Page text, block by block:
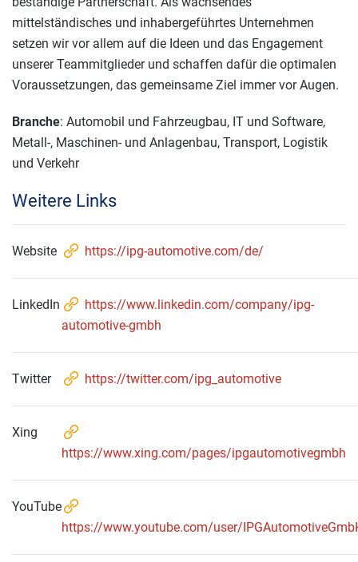
mittelständisches und inhabergeführtes Unternehmen
setzen wir vor allem auf die Ideen und das Engagement
unserer Teammitglieder und schaffen dafür die optimalen
Voraussetzungen, das gemeinsame Ziel immer vor Augen.
Branche: Automobil und Fahrzeugbau, IT und Software,
Metall-, Maschinen- und Anlagenbau, Transport, Logistik
und Verkehr
Weitere Links
Website https://ipg-automotive.com/de/
LinkedIn
https://www.linkedin.com/company/ipg-
automotive-gmbh
Twitter https://twitter.com/ipg_automotive
Xing
https://www.xing.com/pages/ipgautomotivegmbh
YouTube
https://www.youtube.com/user/